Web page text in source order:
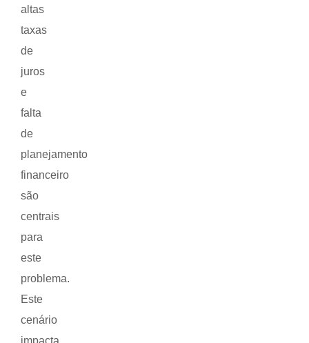
altas
taxas
de
juros
e
falta
de
planejamento
financeiro
são
centrais
para
este
problema.
Este
cenário
impacta